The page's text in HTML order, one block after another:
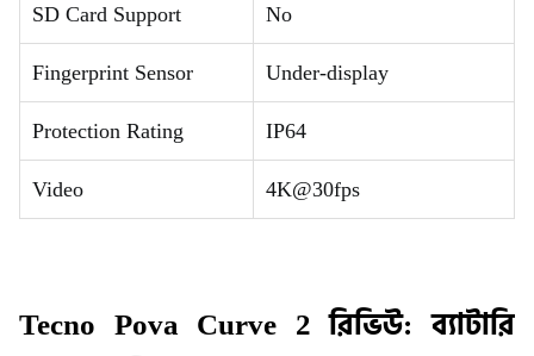
SD Card Support No
Fingerprint Sensor Under-display
Protection Rating IP64
Video 4K@30fps
Tecno Pova Curve 2 রিভিউ: ব্যাটারি